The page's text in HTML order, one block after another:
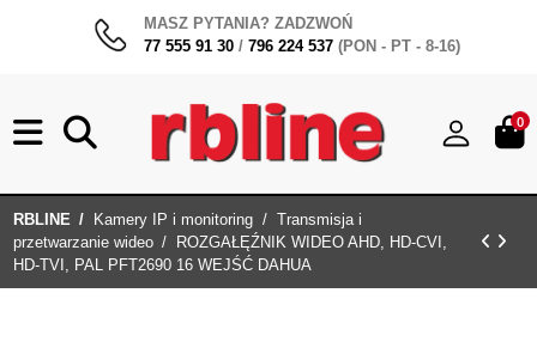
MASZ PYTANIA? ZADZWOŃ
77 555 91 30 / 796 224 537 (PON - PT - 8-16)
0
RBLINE Kamery IP i monitoring
Transmisja i
przetwarzanie wideo
ROZGAŁĘŹNIK WIDEO AHD, HD-CVI,
HD-TVI, PAL PFT2690 16 WEJŚĆ DAHUA